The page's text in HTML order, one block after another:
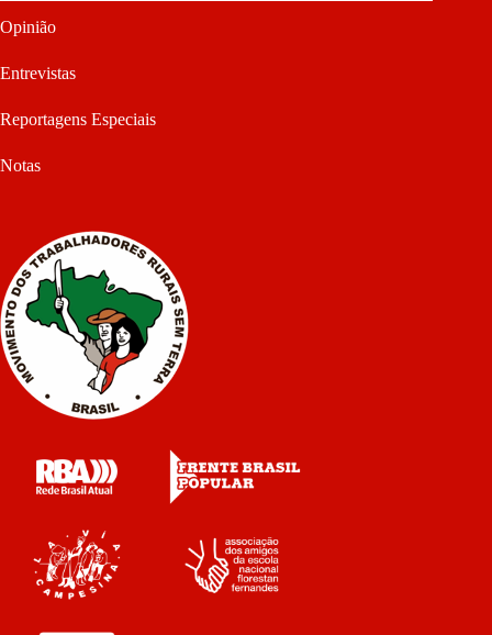
Opinião
Entrevistas
Reportagens Especiais
Notas